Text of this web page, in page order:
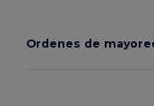
Ordenes de